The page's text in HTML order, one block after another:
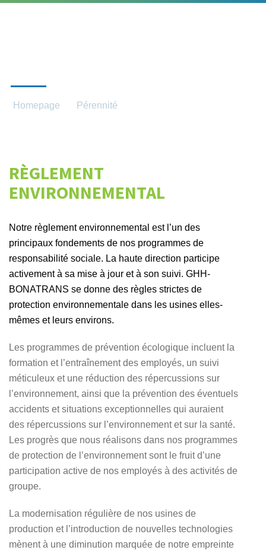
Homepage Pérennité
RÈGLEMENT
ENVIRONNEMENTAL
Notre règlement environnemental est l’un des
principaux fondements de nos programmes de
responsabilité sociale. La haute direction participe
activement à sa mise à jour et à son suivi. GHH-
BONATRANS se donne des règles strictes de
protection environnementale dans les usines elles-
mêmes et leurs environs.
Les programmes de prévention écologique incluent la
formation et l’entraînement des employés, un suivi
méticuleux et une réduction des répercussions sur
l’environnement, ainsi que la prévention des éventuels
accidents et situations exceptionnelles qui auraient
des répercussions sur l’environnement et sur la santé.
Les progrès que nous réalisons dans nos programmes
de protection de l’environnement sont le fruit d’une
participation active de nos employés à des activités de
groupe.
La modernisation régulière de nos usines de
production et l’introduction de nouvelles technologies
mènent à une diminution marquée de notre empreinte